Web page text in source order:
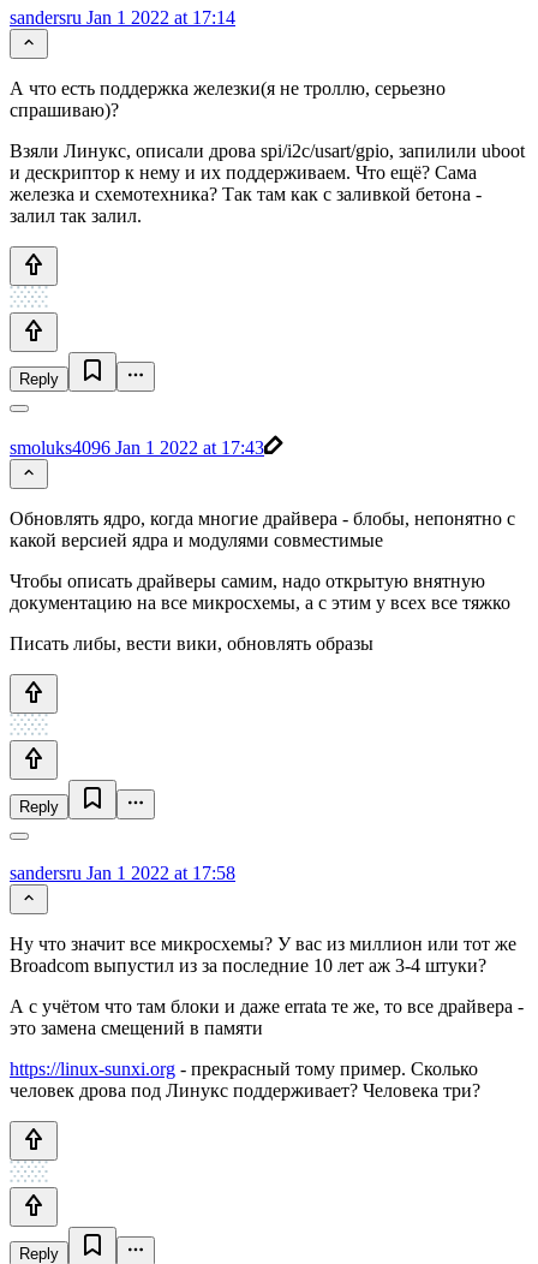
sandersru Jan 1 2022 at 17:14
А что есть поддержка железки(я не троллю, серьезно
спрашиваю)?
Взяли Линукс, описали дрова spi/i2c/usart/gpio, запилили uboot
и дескриптор к нему и их поддерживаем. Что ещё? Сама
железка и схемотехника? Так там как с заливкой бетона -
залил так залил.
Reply
smoluks4096 Jan 1 2022 at 17:43
Обновлять ядро, когда многие драйвера - блобы, непонятно с
какой версией ядра и модулями совместимые
Чтобы описать драйверы самим, надо открытую внятную
документацию на все микросхемы, а с этим у всех все тяжко
Писать либы, вести вики, обновлять образы
Reply
sandersru Jan 1 2022 at 17:58
Ну что значит все микросхемы? У вас из миллион или тот же
Broadcom выпустил из за последние 10 лет аж 3-4 штуки?
А с учётом что там блоки и даже errata те же, то все драйвера -
это замена смещений в памяти
https://linux-sunxi.org - прекрасный тому пример. Сколько
человек дрова под Линукс поддерживает? Человека три?
Reply